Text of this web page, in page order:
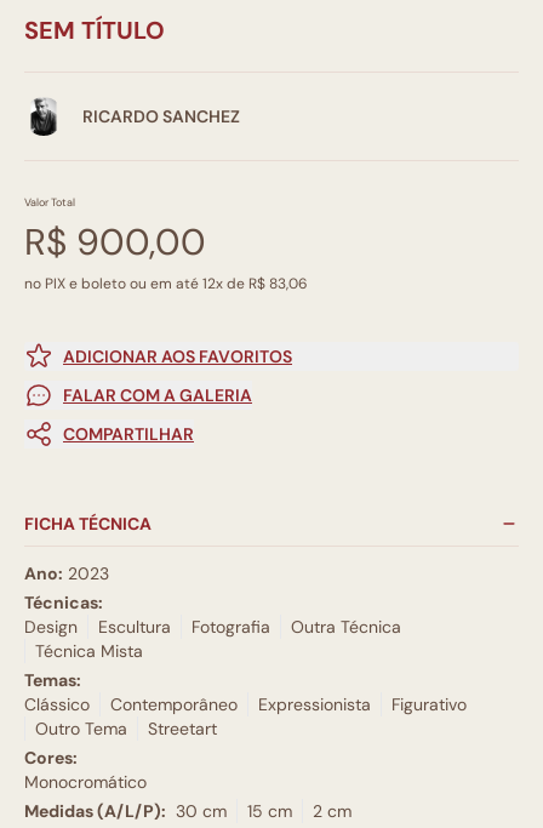
SEM TÍTULO
RICARDO SANCHEZ
Valor Total
R$ 900,00
no PIX e boleto ou em até 12x de R$ 83,06
ADICIONAR AOS FAVORITOS
FALAR COM A GALERIA
COMPARTILHAR
FICHA TÉCNICA
Ano: 2023
Técnicas:
Design
Escultura Fotografia
Outra Técnica
Técnica Mista
Temas:
Clássico
Contemporâneo Expressionista
Figurativo
Outro Tema
Streetart
Cores:
Monocromático
Medidas (A/L/P): 30 cm 15 cm 2 cm